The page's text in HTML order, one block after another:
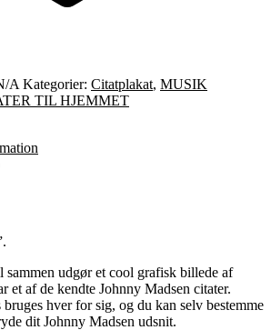
A Kategorier: Citatplakat, MUSIK
TIL HJEMMET
sammen udgør et cool grafisk billede af
et af de kendte Johnny Madsen citater.
bruges hver for sig, og du kan selv bestemme
dit Johnny Madsen udsnit.